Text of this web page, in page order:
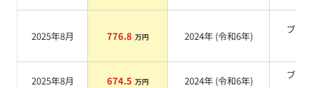
2025年8月 776.8 万円 2024年 (令和6年)
ブラ
2025年8月 674.5 万円 2024年 (令和6年)
ブラ